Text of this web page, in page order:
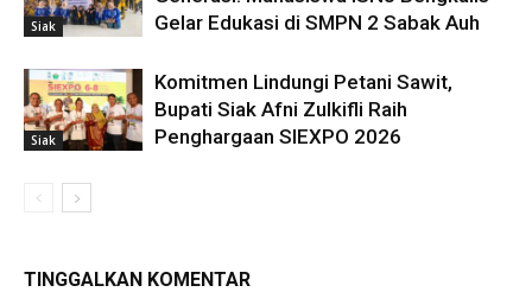
Siak
Gelar Edukasi di SMPN 2 Sabak Auh
Siak
Komitmen Lindungi Petani Sawit,
Bupati Siak Afni Zulkifli Raih
Penghargaan SIEXPO 2026
TINGGALKAN KOMENTAR